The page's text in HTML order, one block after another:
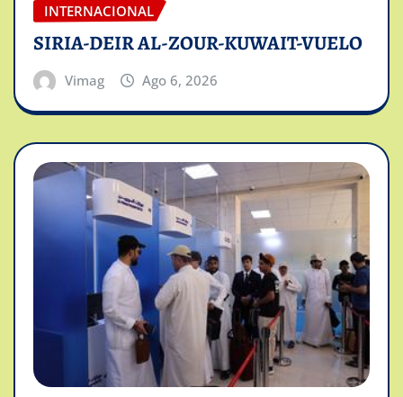
INTERNACIONAL
SIRIA-DEIR AL-ZOUR-KUWAIT-VUELO
Vimag Ago 6, 2026